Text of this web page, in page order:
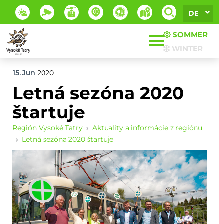
DE
SOMMER
WINTER
15. Jun 2020
Letná sezóna 2020
štartuje
Región Vysoké Tatry
Aktuality a informácie z regiónu
Letná sezóna 2020 štartuje